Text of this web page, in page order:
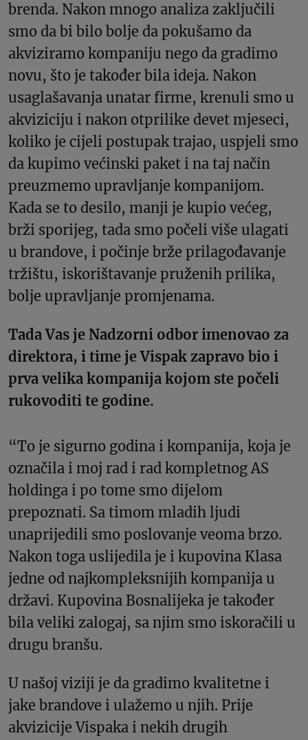
brenda. Nakon mnogo analiza zaključili
smo da bi bilo bolje da pokušamo da
akviziramo kompaniju nego da gradimo
novu, što je također bila ideja. Nakon
usaglašavanja unatar firme, krenuli smo u
akviziciju i nakon otprilike devet mjeseci,
koliko je cijeli postupak trajao, uspjeli smo
da kupimo većinski paket i na taj način
preuzmemo upravljanje kompanijom.
Kada se to desilo, manji je kupio većeg,
brži sporijeg, tada smo počeli više ulagati
u brandove, i počinje brže prilagođavanje
tržištu, iskorištavanje pruženih prilika,
bolje upravljanje promjenama.
Tada Vas je Nadzorni odbor imenovao za
direktora, i time je Vispak zapravo bio i
prva velika kompanija kojom ste počeli
rukovoditi te godine.
“To je sigurno godina i kompanija, koja je
označila i moj rad i rad kompletnog AS
holdinga i po tome smo dijelom
prepoznati. Sa timom mladih ljudi
unaprijedili smo poslovanje veoma brzo.
Nakon toga uslijedila je i kupovina Klasa
jedne od najkompleksnijih kompanija u
državi. Kupovina Bosnalijeka je također
bila veliki zalogaj, sa njim smo iskoračili u
drugu branšu.
U našoj viziji je da gradimo kvalitetne i
jake brandove i ulažemo u njih. Prije
akvizicije Vispaka i nekih drugih